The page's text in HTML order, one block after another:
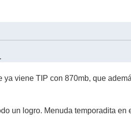
viene TIP con 870mb, que
un logro. Menuda temporadita en